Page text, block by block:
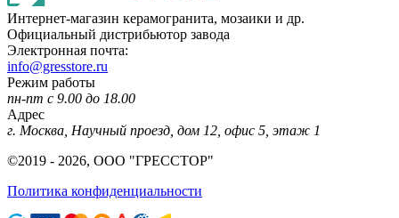
Интернет-магазин керамогранита, мозаики и др.
Официальный дистрибьютор завода
Электронная почта:
info@gresstore.ru
Режим работы
пн-пт с 9.00 до 18.00
Адрес
г. Москва, Научный проезд, дом 12, офис 5, этаж 1
©2019 - 2026, ООО "ГРЕССТОР"
Политика конфиденциальности